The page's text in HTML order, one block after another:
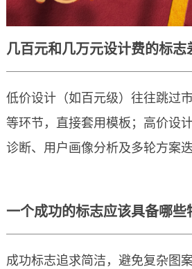
几百元和几万元设计费的标志
低价设计（如百元级）往往跳过
等环节，直接套用模板；高价设
诊断、用户画像分析及多轮方案
低价设计（如百元级）往往跳过
等环节，直接套用模板；高价设
诊断、用户画像分析及多轮方案
一个成功的标志应该具备哪些
成功标志追求简洁，避免复杂图